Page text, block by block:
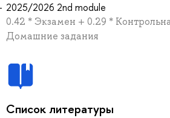
2025/2026 2nd module
0.42 * Экзамен + 0.29 *
Домашние задания
Список литературы